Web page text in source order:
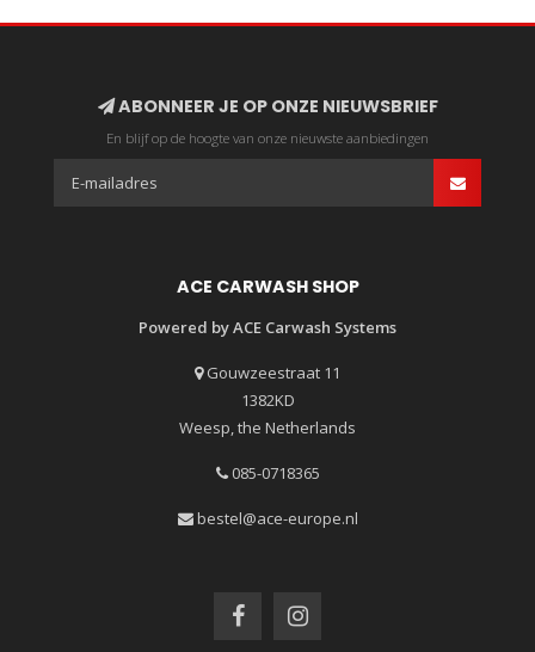
ABONNEER JE OP ONZE NIEUWSBRIEF
En blijf op de hoogte van onze nieuwste aanbiedingen
ACE CARWASH SHOP
Powered by ACE Carwash Systems
Gouwzeestraat 11
1382KD
Weesp, the Netherlands
085-0718365
bestel@ace-europe.nl